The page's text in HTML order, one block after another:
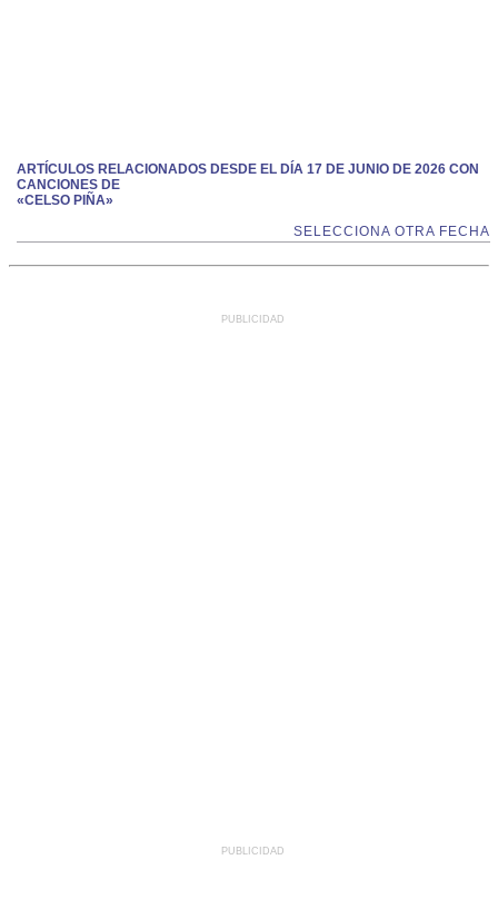
ARTÍCULOS RELACIONADOS DESDE EL DÍA 17 DE JUNIO DE 2026 CON
CANCIONES DE
«CELSO PIÑA»
SELECCIONA OTRA FECHA
PUBLICIDAD
PUBLICIDAD